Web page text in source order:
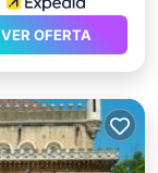
VER OFERTA